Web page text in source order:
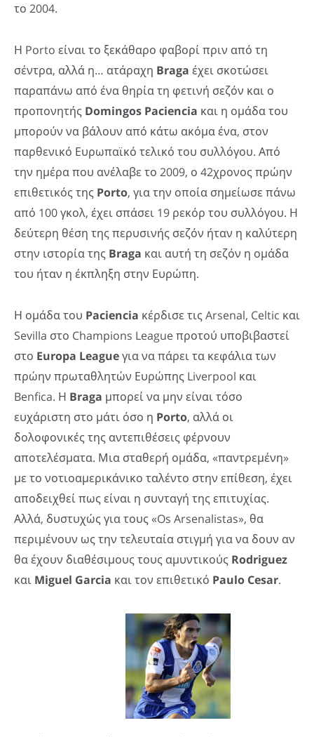
το 2004.
Η Porto είναι το ξεκάθαρο φαβορί πριν από τη
σέντρα, αλλά η… ατάραχη Braga έχει σκοτώσει
παραπάνω από ένα θηρία τη φετινή σεζόν και ο
προπονητής Domingos Paciencia και η ομάδα του
μπορούν να βάλουν από κάτω ακόμα ένα, στον
παρθενικό Ευρωπαϊκό τελικό του συλλόγου. Από
την ημέρα που ανέλαβε το 2009, ο 42χρονος πρώην
επιθετικός της Porto, για την οποία σημείωσε πάνω
από 100 γκολ, έχει σπάσει 19 ρεκόρ του συλλόγου. Η
δεύτερη θέση της περυσινής σεζόν ήταν η καλύτερη
στην ιστορία της Braga και αυτή τη σεζόν η ομάδα
του ήταν η έκπληξη στην Ευρώπη.
Η ομάδα του Paciencia κέρδισε τις Arsenal, Celtic και
Sevilla στο Champions League προτού υποβιβαστεί
στο Europa Leagueγια να πάρει τα κεφάλια των
πρώην πρωταθλητών Ευρώπης Liverpool και
Benfica. Η Braga μπορεί να μην είναι τόσο
ευχάριστη στο μάτι όσο η Porto, αλλά οι
δολοφονικές της αντεπιθέσεις φέρνουν
αποτελέσματα. Μια σταθερή ομάδα, «παντρεμένη»
με το νοτιοαμερικάνικο ταλέντο στην επίθεση, έχει
αποδειχθεί πως είναι η συνταγή της επιτυχίας.
Αλλά, δυστυχώς για τους «Os Arsenalistas», θα
περιμένουν ως την τελευταία στιγμή για να δουν αν
θα έχουν διαθέσιμους τους αμυντικούς Rodriguez
και Miguel Garcia και τον επιθετικό Paulo Cesar.